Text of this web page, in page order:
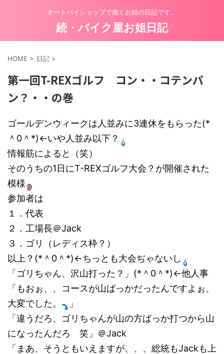
オートバイショップで働くお姐の日記です。
続・バイク屋お姐日記
HOME > 日記 >
第一回T-REXゴルフ コン・・コテンパ
ン？・・の巻
ゴールデンウィークは人並みに3連休をもらった(*
＾0＾*)←いや人並み以下？
情報筋によると（笑）
そのうちの1日にT-REXゴルフ大会？が開催された
模様
参加者は
１．代表
２．工場長＠Jack
３．ゴリ（レディス枠？）
以上？(*＾0＾*)←ちっとも大会ぢゃないし
「ゴリちゃん、沢山打った？」(*＾0＾*)←他人事
「もおぉ、、コースが山ばっかだったんですよぉ、
大変でした。
」
「違うだろ、ゴリちゃんが山の方ばっか打つから山
になったんだろ 笑」＠Jack
「まあ、そうともいえますが、、、総統もJackも上